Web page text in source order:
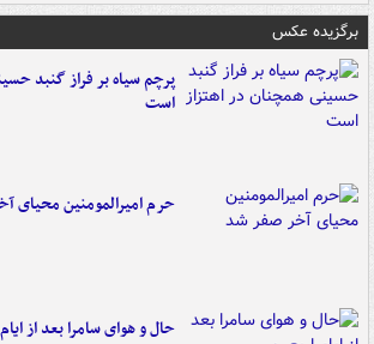
برگزیده عکس
پرچم سیاه بر فراز گنبد
است
حرم امیرالمومنین محیای
حال و هوای سامرا بعد از